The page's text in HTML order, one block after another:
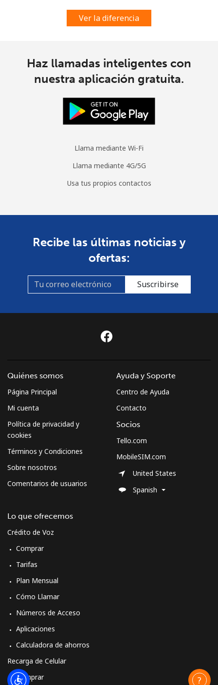
Ver la diferencia
Haz llamadas inteligentes con
nuestra aplicación gratuita.
Llama mediante Wi-Fi
Llama mediante 4G/5G
Usa tus propios contactos
Recibe las últimas noticias y
ofertas:
Suscribirse
Quiénes somos
Página Principal
Mi cuenta
Política de privacidad y
cookies
Términos y Condiciones
Sobre nosotros
Comentarios de usuarios
Lo que ofrecemos
Crédito de Voz
Comprar
Tarifas
Plan Mensual
Cómo Llamar
Números de Acceso
Aplicaciones
Calculadora de ahorros
Recarga de Celular
Comprar
Ayuda y Soporte
Centro de Ayuda
Contacto
Socios
Tello.com
MobileSIM.com
United States
Spanish